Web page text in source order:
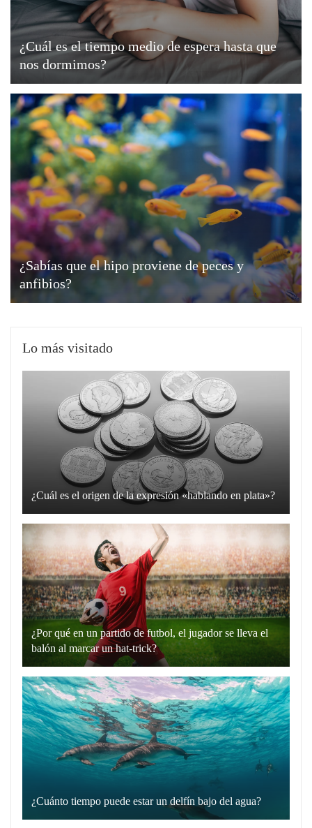
¿Cuál es el tiempo medio de espera hasta que
nos dormimos?
¿Sabías que el hipo proviene de peces y
anfibios?
Lo más visitado
¿Cuál es el origen de la expresión «hablando en plata»?
La
expresión
“hablando
en
plata”
es
un
recurso
lingüístico
que
utilizamos
para
comunicarnos
de
manera
y
sin
¿Por qué en un partido de futbol, el jugador se lleva el
balón al marcar un hat-trick?
Un
hat-
trick
en
el
fútbol
un
¿Cuánto tiempo puede estar un delfín bajo del agua?
Los